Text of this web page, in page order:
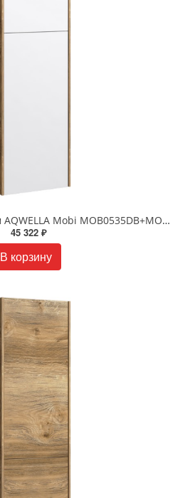
Пенал подвесной 36,5 см AQWELLA Mobi MOB0535DB+MOB0735W Дуб балтийский
45 322 ₽
В корзину